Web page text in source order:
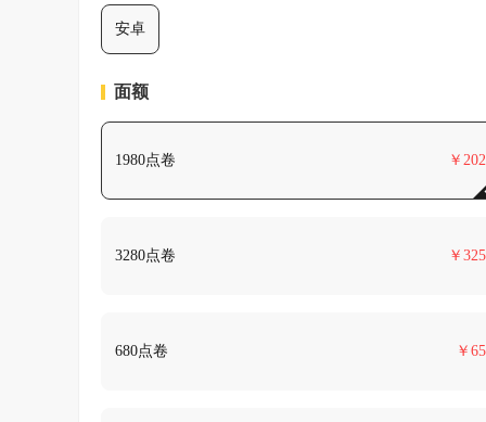
安卓
面额
1980点卷 ￥ 202
3280点卷 ￥ 325
680点卷 ￥ 65